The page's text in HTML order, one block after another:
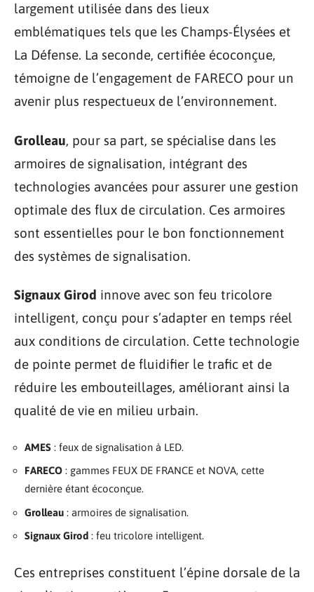
largement utilisée dans des lieux
emblématiques tels que les Champs-Élysées et
La Défense. La seconde, certifiée écoconçue,
témoigne de l’engagement de FARECO pour un
avenir plus respectueux de l’environnement.
Grolleau, pour sa part, se spécialise dans les
armoires de signalisation, intégrant des
technologies avancées pour assurer une gestion
optimale des flux de circulation. Ces armoires
sont essentielles pour le bon fonctionnement
des systèmes de signalisation.
Signaux Girod innove avec son feu tricolore
intelligent, conçu pour s’adapter en temps réel
aux conditions de circulation. Cette technologie
de pointe permet de fluidifier le trafic et de
réduire les embouteillages, améliorant ainsi la
qualité de vie en milieu urbain.
AMES : feux de signalisation à LED.
FARECO : gammes FEUX DE FRANCE et NOVA, cette
dernière étant écoconçue.
Grolleau : armoires de signalisation.
Signaux Girod : feu tricolore intelligent.
Ces entreprises constituent l’épine dorsale de la